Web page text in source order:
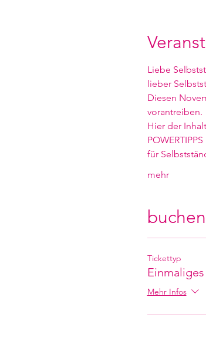
Liebe
lieber
Diesen
vorantreiben.
Hier der
für
mehr
buchen
Tickettyp
Mehr Infos